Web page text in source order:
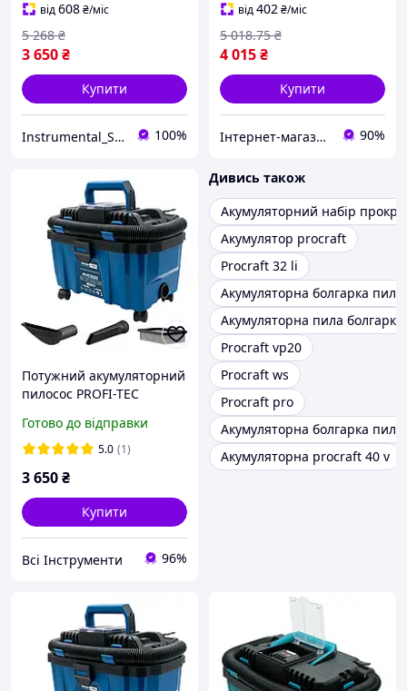
(006284)
від608₴/міс
3 650₴
5 268 ₴
Купити
Instrumental_Store 100%
(006284)
від402₴/міс
4 015₴
5 018.75 ₴
Купити
Інтернет-магазин Clothes-Mall 90%
Потужний акумуляторний
пилосос PROFI-TEC
точний зручний GLO05
Готово до відправки
5.0 (1)
3 650₴
Купити
Всі Інструменти 96%
Дивись також
Акумуляторний набір
Акумулятор procraft
Procraft 32 li
Акумуляторна болгарка пила
Акумуляторна пила болгарка
Procraft vp20
Procraft ws
Procraft pro
Акумуляторна болгарка пила
Акумуляторна procraft 40 v